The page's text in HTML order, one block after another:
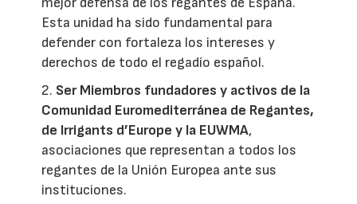
Esta unidad ha sido fundamental para
defender con fortaleza los intereses y
derechos de todo el regadío español.
2. Ser Miembros fundadores y activos de la
Comunidad Euromediterránea de Regantes,
de Irrigants d’Europe y la EUWMA,
asociaciones que representan a todos los
regantes de la Unión Europea ante sus
instituciones.